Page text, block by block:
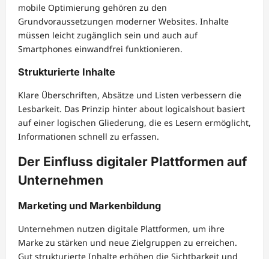
mobile Optimierung gehören zu den
Grundvoraussetzungen moderner Websites. Inhalte
müssen leicht zugänglich sein und auch auf
Smartphones einwandfrei funktionieren.
Strukturierte Inhalte
Klare Überschriften, Absätze und Listen verbessern die
Lesbarkeit. Das Prinzip hinter about logicalshout basiert
auf einer logischen Gliederung, die es Lesern ermöglicht,
Informationen schnell zu erfassen.
Der Einfluss digitaler Plattformen auf
Unternehmen
Marketing und Markenbildung
Unternehmen nutzen digitale Plattformen, um ihre
Marke zu stärken und neue Zielgruppen zu erreichen.
Gut strukturierte Inhalte erhöhen die Sichtbarkeit und